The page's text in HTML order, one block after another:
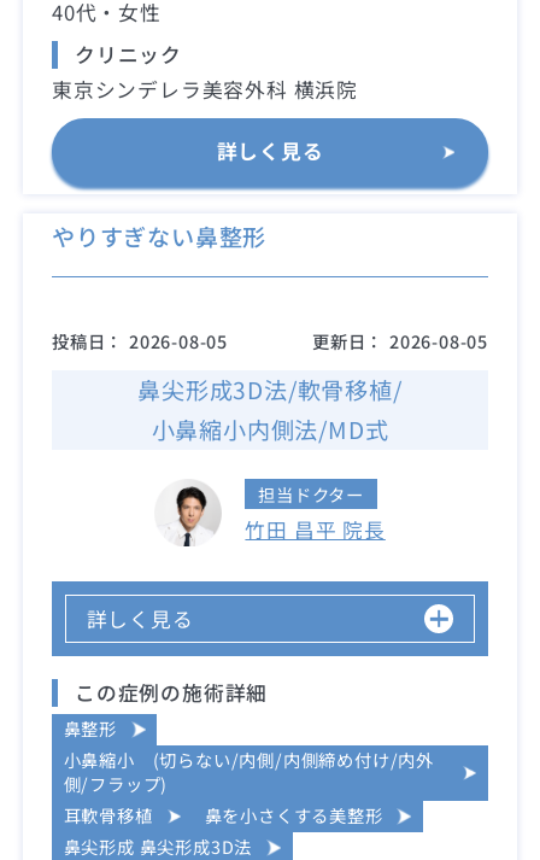
40代・女性
クリニック
東京シンデレラ美容外科 横浜院
詳しく見る
やりすぎない鼻整形
投稿日： 2026-08-05 更新日： 2026-08-05
鼻尖形成3D法/軟骨移植/
小鼻縮小内側法/MD式
担当ドクター
竹田 昌平 院長
詳しく見る
この症例の施術詳細
鼻整形
小鼻縮小 (切らない/内側/内側締め付け/内外
側/フラップ)
耳軟骨移植
鼻を小さくする美整形
鼻尖形成 鼻尖形成3D法